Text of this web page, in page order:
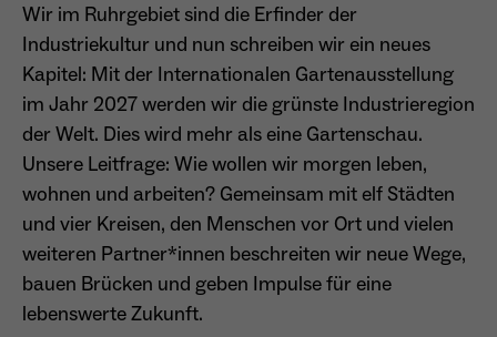
Name PHPSESSID
Anbieter Session Cookies
Laufzeit
Sessio-Cookie wird beim Schliessen der
Webseite wieder gelöscht
Zweck
PHPs Standard Sitzungs-Identifikation
(Formulare).
Anbieter Matomo
Laufzeit 13 Monate
Zweck
Dient zur anonymen Wiedererkennung eines
Besuchers.
Name _pk_ses*
Anbieter Matomo
Aktivierung Mehrsprachigkeit
Diese Cookies ermöglichen die automatische Übersetzung
der Website-Inhalte durch GTranslate.
Name googtrans
Anbieter GTranslate Inc.
Laufzeit 1 Jahr
Zweck
Speichert die vom Nutzer gewählte Sprache
für die automatische Übersetzung der
Cookie-Informationen anzeigen
Wir im Ruhrgebiet sind die Erfinder der
Industriekultur und nun schreiben wir ein neues
Kapitel: Mit der Internationalen Gartenausstellung
im Jahr 2027 werden wir die grünste Industrieregion
der Welt. Dies wird mehr als eine Gartenschau.
Unsere Leitfrage: Wie wollen wir morgen leben,
wohnen und arbeiten? Gemeinsam mit elf Städten
und vier Kreisen, den Menschen vor Ort und vielen
weiteren Partner*innen beschreiten wir neue Wege,
bauen Brücken und geben Impulse für eine
lebenswerte Zukunft.